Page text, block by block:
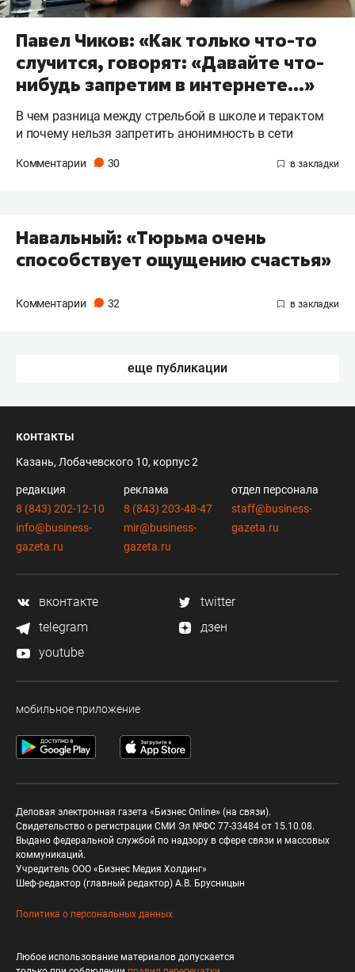
Павел Чиков: «Как только что-то
случится, говорят: «Давайте что-
нибудь запретим в интернете…»
В чем разница между стрельбой в школе и терактом
и почему нельзя запретить анонимность в сети
Комментарии 30
Навальный: «Тюрьма очень
способствует ощущению счастья»
Комментарии 32
еще публикации
контакты
Казань, Лобачевского 10, корпус 2
редакция
8 (843) 202-12-10
info@business-
gazeta.ru
реклама
8 (843) 203-48-47
mir@business-
gazeta.ru
отдел персонала
staff@business-
gazeta.ru
вконтакте
twitter
telegram
дзен
youtube
мобильное приложение
Деловая электронная газета «Бизнес Online» (на связи).
Свидетельство о регистрации СМИ Эл №ФС 77-33484 от 15.10.08.
Выдано федеральной службой по надзору в сфере связи и массовых
коммуникаций.
Учредитель ООО «Бизнес Медия Холдинг»
Шеф-редактор (главный редактор) А.В. Брусницын
Политика о персональных данных
Любое использование материалов допускается